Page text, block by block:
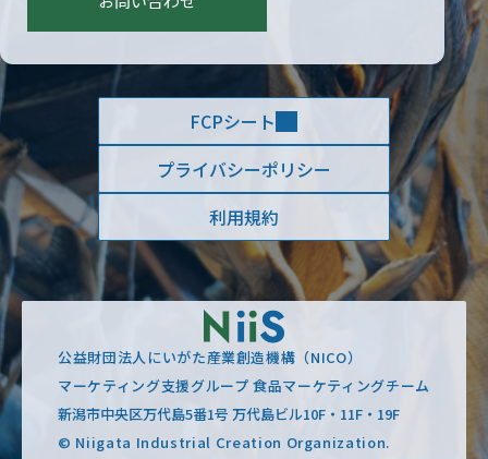
FCPシート
プライバシーポリシー
利用規約
公益財団法人にいがた産業創造機構（NICO）
マーケティング支援グループ 食品マーケティングチーム
新潟市中央区万代島5番1号 万代島ビル10F・11F・19F
© Niigata Industrial Creation Organization.